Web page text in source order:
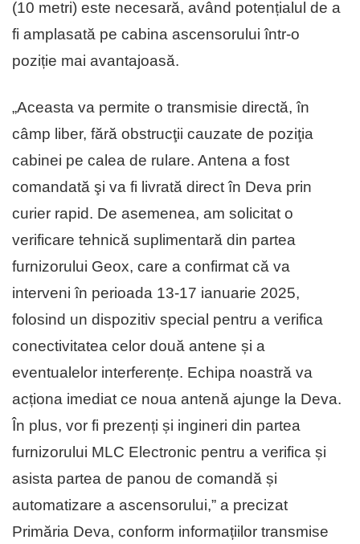
(10 metri) este necesară, având potențialul de a
fi amplasată pe cabina ascensorului într-o
poziție mai avantajoasă.
„Aceasta va permite o transmisie directă, în
câmp liber, fără obstrucţii cauzate de poziţia
cabinei pe calea de rulare. Antena a fost
comandată şi va fi livrată direct în Deva prin
curier rapid. De asemenea, am solicitat o
verificare tehnică suplimentară din partea
furnizorului Geox, care a confirmat că va
interveni în perioada 13-17 ianuarie 2025,
folosind un dispozitiv special pentru a verifica
conectivitatea celor două antene și a
eventualelor interferențe. Echipa noastră va
acționa imediat ce noua antenă ajunge la Deva.
În plus, vor fi prezenți și ingineri din partea
furnizorului MLC Electronic pentru a verifica și
asista partea de panou de comandă și
automatizare a ascensorului,” a precizat
Primăria Deva, conform informațiilor transmise